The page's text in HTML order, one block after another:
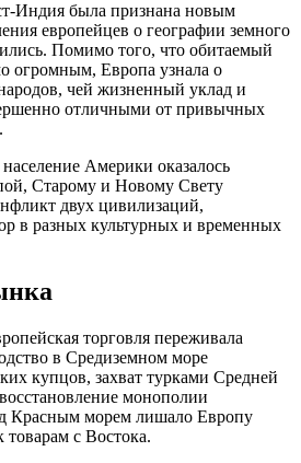
Индия была признана новым
европейцев о географии земного
Помимо того, что обитаемый
огромным, Европа узнала о
чей жизненный уклад и
отличными от привычных
Америки оказалось
Старому и Новому Свету
двух цивилизаций,
в разных культурных и временных
торговля переживала
в Средиземном море
купцов, захват турками Средней
монополии
Красным морем лишало Европу
товарам с Востока.